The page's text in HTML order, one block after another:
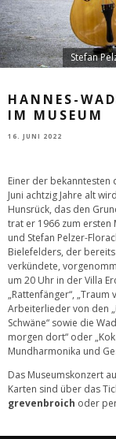
Stefan
HANNES-
IM MUSEUM
16. JUNI 2022
Einer der bekanntesten
Juni achtzig Jahre alt
Hunsrück, das den
trat er 1966 zum ersten
und Stefan Pelzer-
Bielefelders, der
verkündete,
um 20 Uhr in der Villa
„Rattenfänger“, „Traum
Arbeiterlieder von den
Schwäne“ sowie die
morgen dort“ oder
Mundharmonika und
Das Museumskonzert
Karten sind über das
grevenbroich oder